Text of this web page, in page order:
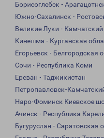
Борисоглебск -
Южно-Сахалинск -
Великие Луки -
Кинешма - Курганская
Егорьевск - Белгородская
Сочи - Республика Коми
Ереван - Таджикистан
Петропавловск-
Наро-Фоминск Киевское
Ачинск - Республика
Бугуруслан - Саратовская